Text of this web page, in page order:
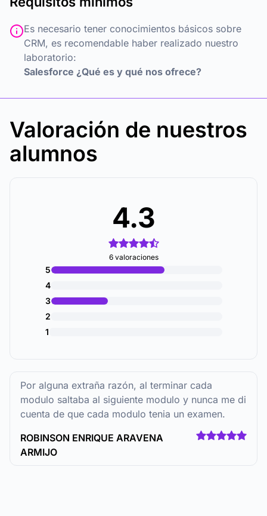
Es necesario tener conocimientos básicos sobre
CRM, es recomendable haber realizado nuestro
laboratorio:
Salesforce ¿Qué es y qué nos ofrece?
Valoración de nuestros
alumnos
4.3
6 valoraciones
5
4
3
2
1
Por alguna extraña razón, al terminar cada
modulo saltaba al siguiente modulo y nunca me di
cuenta de que cada modulo tenia un examen.
ROBINSON ENRIQUE ARAVENA
ARMIJO